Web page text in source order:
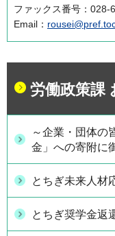
ファックス番号：028-
Email：
労働政策課
～企業・団体の
金」への寄附に
とちぎ未来人材
とちぎ奨学金返